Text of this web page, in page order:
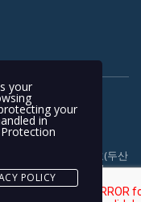
로 415, 서관 1110호(두산
| F +82-31-478-5437 |
ALL RIGHTS
your
your
in
POLICY